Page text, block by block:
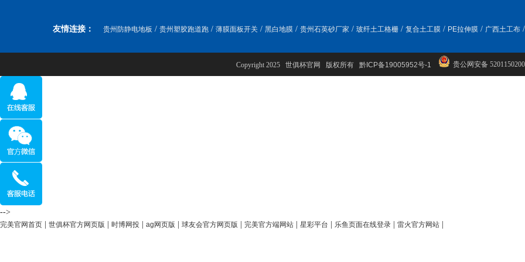
友情连接： 贵州防静电地板 / 贵州塑胶跑道跑 / 薄膜面板开关 / 黑白地膜 / 贵州石英砂厂家 / 玻纤土工格栅 / 复合土工膜 / PE拉伸膜 / 广西土工布 /
Copyright 2025 世俱杯官网 版权所有 黔ICP备19005952号-1 贵公网安备
-->
完美官网首页 世俱杯官方网页版 时博网投 ag网页版 球友会官方网页版 完美官方端网站 星彩平台 乐鱼页面在线登录 雷火官方网站